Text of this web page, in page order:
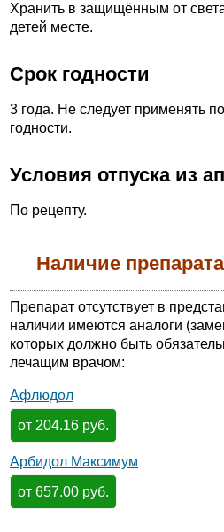
Хранить в защищённым от
детей месте.
Срок годности
3 года. Не следует применять
годности.
Условия отпуска из
По рецепту.
Наличие
Препарат отсутствует в
наличии имеются аналоги
которых должно быть
лечащим врачом:
Афлюдол
от 204.16 руб.
Арбидол Максимум
от 657.00 руб.